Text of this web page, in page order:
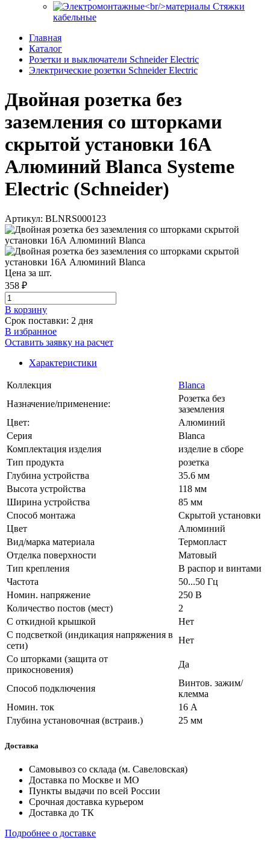
Стяжки
кабельные
Главная
Каталог
Розетки и выключатели Schneider Electric
Электрические розетки Schneider Electric
Двойная розетка без
заземления со шторками
скрытой установки 16А
Алюминий Blanca Systeme
Electric (Schneider)
Артикул: BLNRS000123
Цена за шт.
358 ₽
В корзинy
Срок поставки: 2 дня
В избранное
Оставить заявку на расчет
Характеристики
Коллекция
Blanca
Назначение/применение:
Розетка без
заземления
Цвет:
Алюминий
Серия
Blanca
Комплектация изделия
изделие в сборе
Тип продукта
розетка
Глубина устройства
35.6 мм
Высота устройства
118 мм
Ширина устройства
85 мм
Способ монтажа
Скрытой установки
Цвет
Алюминий
Вид/марка материала
Термопласт
Отделка поверхности
Матовый
Тип крепления
В распор и винтами
Частота
50...50 Гц
Номин. напряжение
250 В
Количество постов (мест)
2
С откидной крышкой
Нет
С подсветкой (индикация напряжения в
сети)
Нет
Со шторками (защита от
прикосновения)
Да
Способ подключения
Винтов. зажим/
клемма
Номин. ток
16 А
Глубина установочная (встраив.)
25 мм
Доставка
Самовывоз со склада (м. Савеловская)
Доставка по Москве и МО
Пункты выдачи по всей России
Срочная доставка курьером
Доставка до ТК
Подробнее о доставке